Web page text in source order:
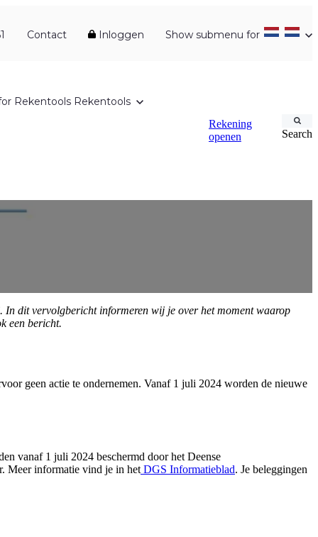
Contact Inloggen Show submenu for
Rekentools Rekentools
Rekening
openen
Search
In dit vervolgbericht informeren wij je over het moment waarop
een bericht.
geen actie te ondernemen. Vanaf 1 juli 2024 worden de nieuwe
vanaf 1 juli 2024 beschermd door het Deense
Meer informatie vind je in het DGS Informatieblad. Je beleggingen